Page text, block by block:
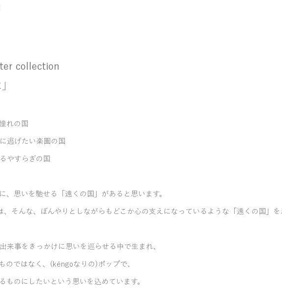
collection
れの国
逃げたい楽園の国
やすらぎの国
、思いを馳せる「遠くの国」があると思います。​
、そんな、ぼんやりとしながらもどこか心の支えになっているような「遠くの国」を
来事をきっかけに思いを巡らせる中で生まれ、
のではなく、(kéngoなりの)ポップで、
ものにしたいという思いを込めています。